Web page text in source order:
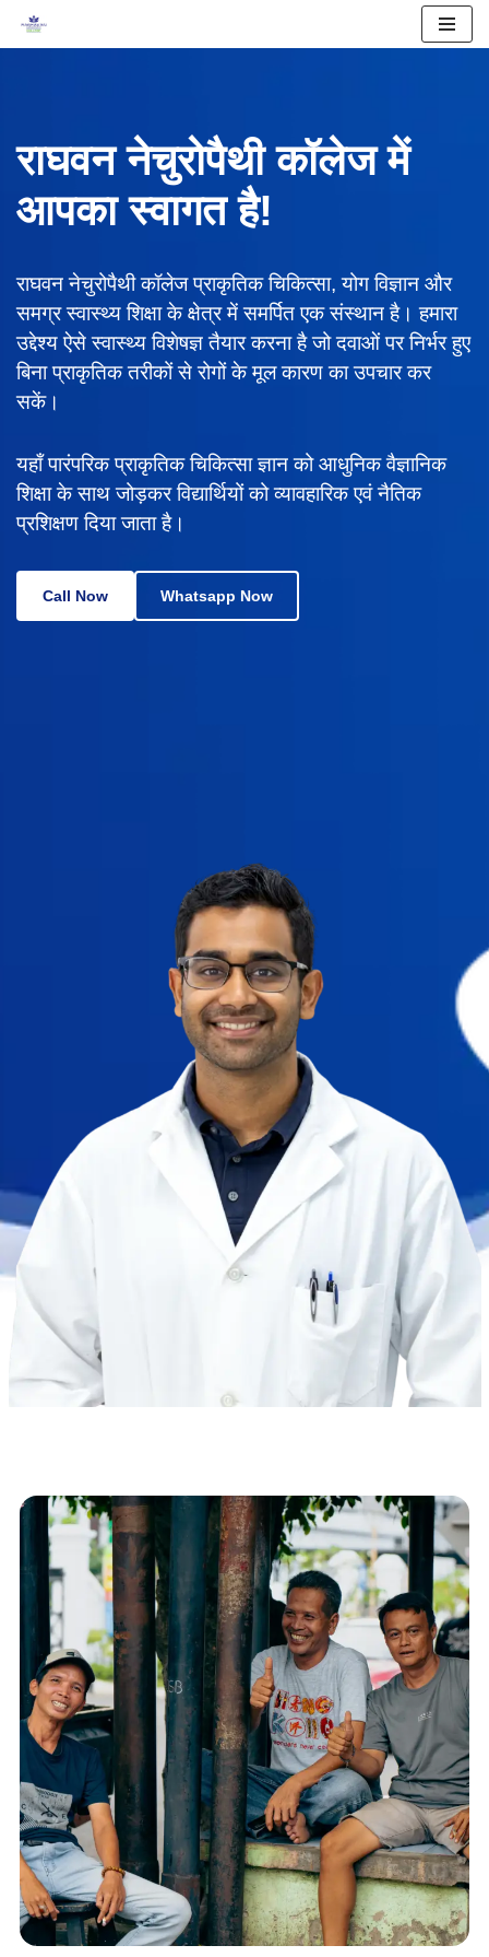
राघवन नेचुरोपैथी कॉलेज में
आपका स्वागत है!
राघवन नेचुरोपैथी कॉलेज प्राकृतिक चिकित्सा, योग विज्ञान और
समग्र स्वास्थ्य शिक्षा के क्षेत्र में समर्पित एक संस्थान है। हमारा
उद्देश्य ऐसे स्वास्थ्य विशेषज्ञ तैयार करना है जो दवाओं पर निर्भर हुए
बिना प्राकृतिक तरीकों से रोगों के मूल कारण का उपचार कर
सकें।
यहाँ पारंपरिक प्राकृतिक चिकित्सा ज्ञान को आधुनिक वैज्ञानिक
शिक्षा के साथ जोड़कर विद्यार्थियों को व्यावहारिक एवं नैतिक
प्रशिक्षण दिया जाता है।
Call Now Whatsapp Now